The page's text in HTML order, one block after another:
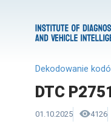
Dekodowanie
DTC
01.10.2025 4126